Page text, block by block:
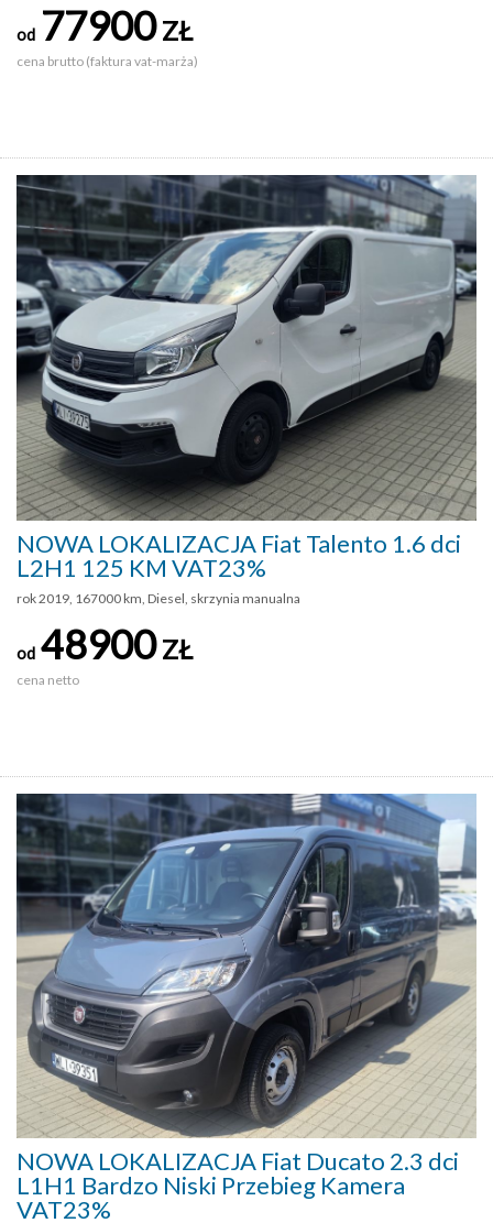
od 77900ZŁ
cena brutto (faktura vat-marża)
NOWA LOKALIZACJA Fiat Talento 1.6 dci
L2H1 125 KM VAT23%
rok 2019, 167000 km, Diesel, skrzynia manualna
od 48900ZŁ
cena netto
NOWA LOKALIZACJA Fiat Ducato 2.3 dci
L1H1 Bardzo Niski Przebieg Kamera
VAT23%